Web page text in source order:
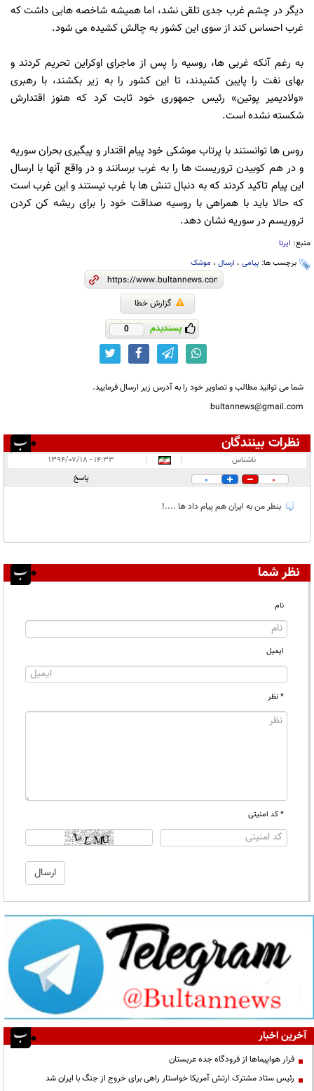
دیگر در چشم غرب جدی تلقی نشد، اما همیشه شاخصه هایی داشت که
غرب احساس کند از سوی این کشور به چالش کشیده می شود.
به رغم آنکه غربی ها، روسیه را پس از ماجرای اوکراین تحریم کردند و
بهای نفت را پایین کشیدند، تا این کشور را به زیر بکشند، با رهبری
«ولادیمیر پوتین» رئیس جمهوری خود ثابت کرد که هنوز اقتدارش
شکسته نشده است.
روس ها توانستند با پرتاب موشکی خود پیام اقتدار و پیگیری بحران سوریه
و در هم کوبیدن تروریست ها را به غرب برسانند و در واقع آنها با ارسال
این پیام تاکید کردند که به دنبال تنش ها با غرب نیستند و این غرب است
که حالا باید با همراهی با روسیه صداقت خود را برای ریشه کن کردن
تروریسم در سوریه نشان دهد.
منبع: ایرنا
برچسب ها: پیامی ، ارسال ، موشک
گزارش خطا
پسندیدم 0
شما می توانید مطالب و تصاویر خود را به آدرس زیر ارسال فرمایید.
bultannews@gmail.com
نظرات بینندگان
در انتظار بررسی:
ناشناس |
|
۱۴:۳۳ - ۱۳۹۴/۰۷/۱۸
0
0 پاسخ
بنطر من به ایران هم پیام داد ها ....!
نظر شما
نام
ایمیل
* نظر
* کد امنیتی
آخرین اخبار
فرار هواپیماها از فرودگاه جده عربستان
رئیس ستاد مشترک ارتش آمریکا خواستار راهی برای خروج از جنگ با ایران شد